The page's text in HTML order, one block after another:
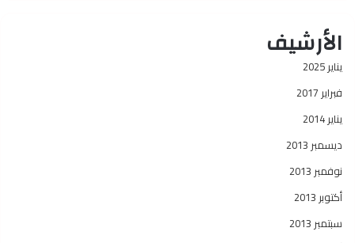
الأرشيف
يناير 2025
فبراير 2017
يناير 2014
ديسمبر 2013
نوفمبر 2013
أكتوبر 2013
سبتمبر 2013